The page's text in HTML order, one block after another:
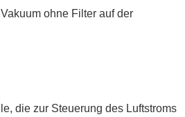
ohne Filter auf der
die zur Steuerung des Luftstroms